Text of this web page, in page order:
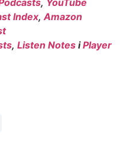
Index, Amazon
, Listen Notes iPlayer